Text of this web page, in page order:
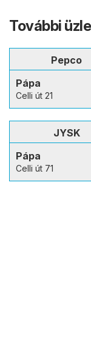
További
Pepco
Pápa
Celli út 21
JYSK
Pápa
Celli út 71